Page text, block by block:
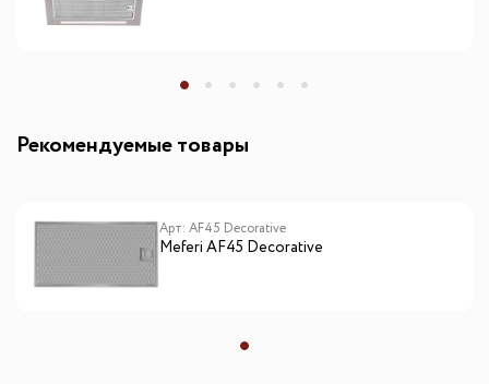
Рекомендуемые товары
Арт: AF45 Decorative
Meferi AF45 Decorative